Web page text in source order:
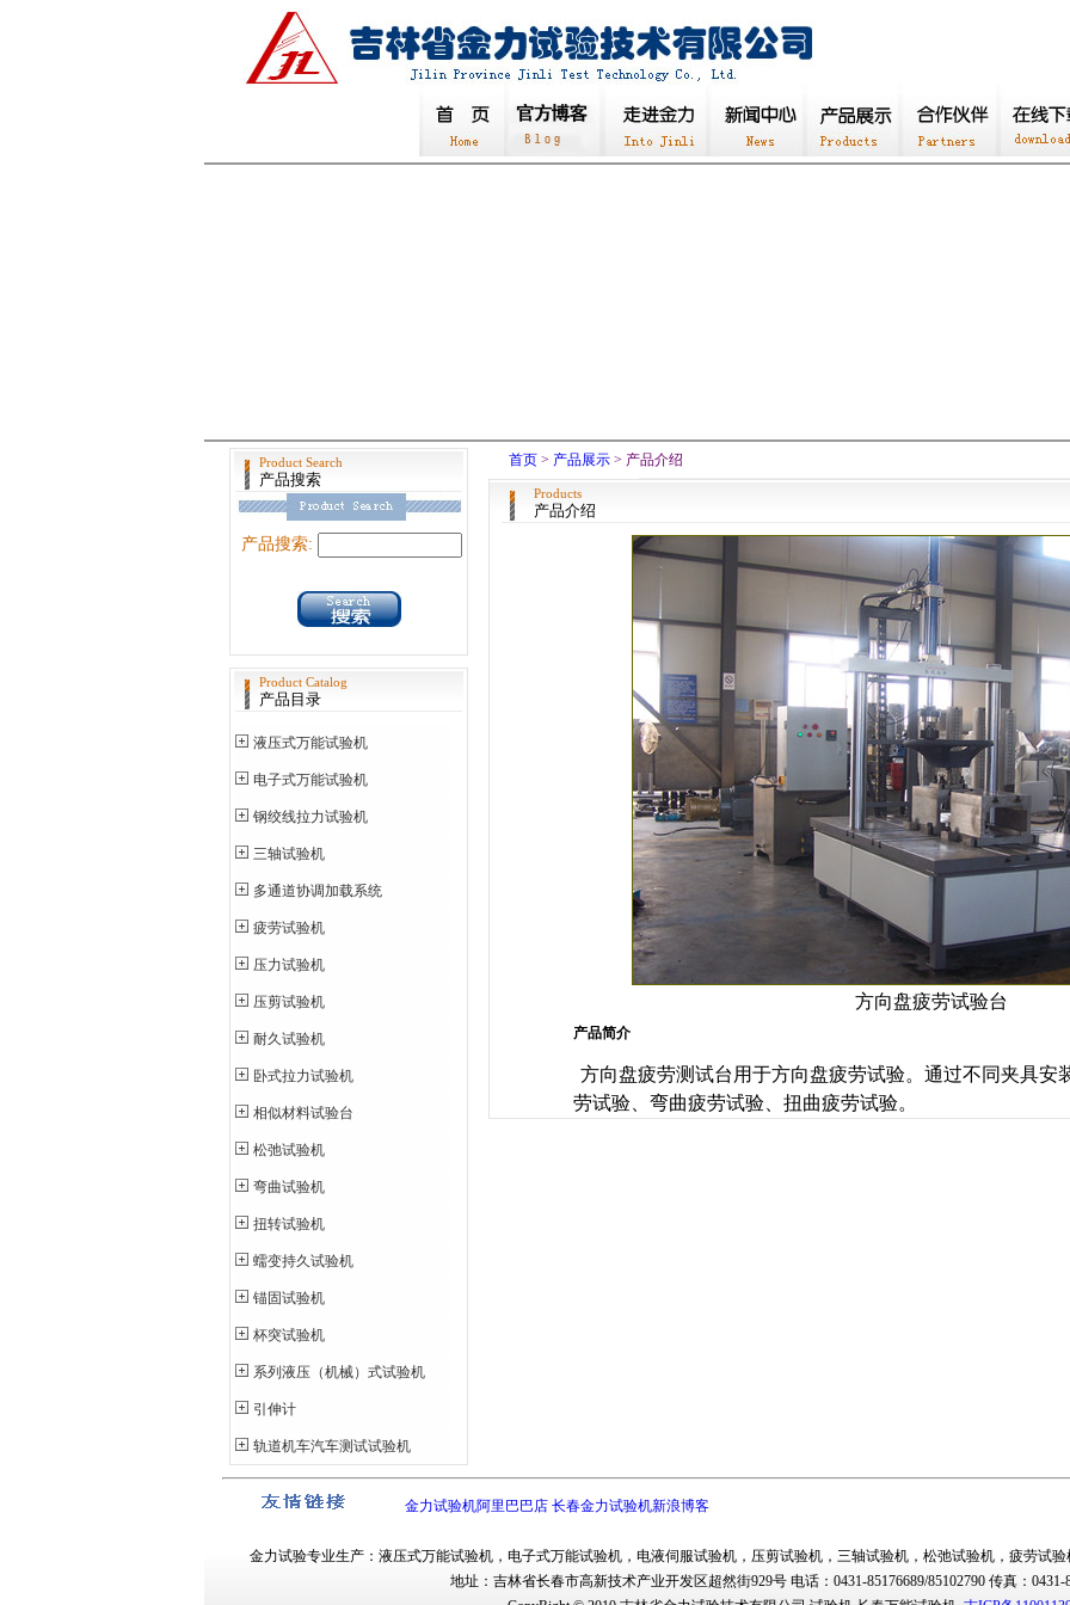
Product Search
产品搜索
产品搜索:
Product Catalog
产品目录
液压式万能试验机
电子式万能试验机
钢绞线拉力试验机
三轴试验机
多通道协调加载系统
疲劳试验机
压力试验机
压剪试验机
耐久试验机
卧式拉力试验机
相似材料试验台
松弛试验机
弯曲试验机
扭转试验机
蠕变持久试验机
锚固试验机
杯突试验机
系列液压（机械）式试验机
引伸计
轨道机车汽车测试试验机
首页 > 产品展示 > 产品介绍
Products
产品介绍
方向盘疲劳试验台
产品简介
方向盘疲劳测试台用于方向盘疲劳试验。通过不同夹具安
劳试验、弯曲疲劳试验、扭曲疲劳试验。
金力试验机阿里巴巴店 长春金力试验机新浪博客
金力试验专业生产： 液压式万能试验机， 电子式万能试验机， 电液伺服试验机， 压剪试验机， 三轴试验机， 松弛试验机， 疲劳试验
地址：吉林省长春市高新技术产业开发区超然街929号 电话：0431-85176689/85102790 传真：